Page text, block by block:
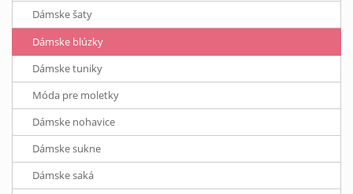
Dámske šaty
Dámske blúzky
Dámske tuniky
Móda pre moletky
Dámske nohavice
Dámske sukne
Dámske saká